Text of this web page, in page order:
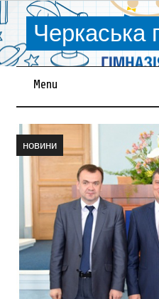
Черкаська
Menu
новини